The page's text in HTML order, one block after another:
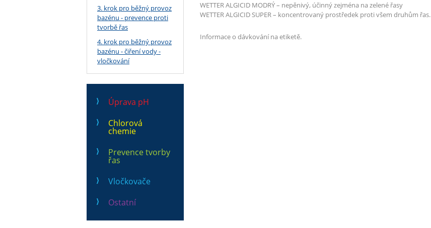
3. krok pro běžný provoz
bazénu - prevence proti
tvorbě řas
4. krok pro běžný provoz
bazénu - čiření vody -
vločkování
Úprava pH
Chlorová
chemie
Prevence tvorby
řas
Vločkovače
Ostatní
WETTER ALGICID MODRÝ – nepěnivý, účinný zejména na zelené řasy
WETTER ALGICID SUPER – koncentrovaný prostředek proti všem druhům řas.
Informace o dávkování na etiketě.